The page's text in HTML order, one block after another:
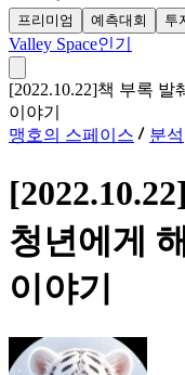
프리미엄 예측대회 투
Valley Space인기
[2022.10.22]책 부록 발
이야기
맹호의 스페이스
분석
청년에게
이야기